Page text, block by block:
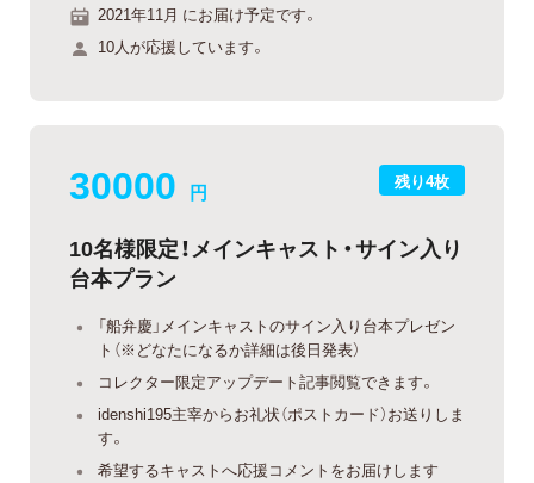
2021年11月 にお届け予定です。
10人が応援しています。
残り4枚
30000 円
10名様限定！メインキャスト・サイン入り
台本プラン
「船弁慶」メインキャストのサイン入り台本プレゼン
ト（※どなたになるか詳細は後日発表）
コレクター限定アップデート記事閲覧できます。
idenshi195主宰からお礼状（ポストカード）お送りしま
す。
希望するキャストへ応援コメントをお届けします